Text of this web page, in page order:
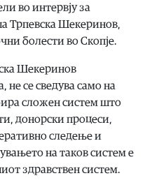
во интервју за
Трпевска Шекеринов,
болести во Скопје.
Шекеринов
не се сведува само на
сложен систем што
донорски процеси,
следење и
на таков систем е
здравствен систем.